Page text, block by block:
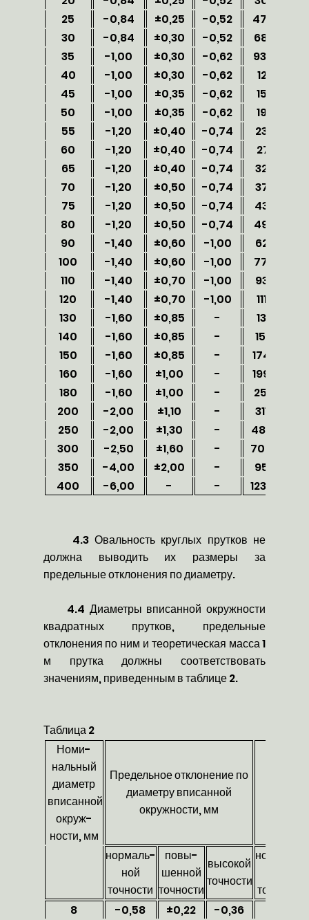
25
-0,84 ±0,25 -0,52 474,5
30
-0,84 ±0,30 -0,52 687,2
35
-1,00 ±0,30 -0,62 934,8
40
-1,00 ±0,30 -0,62 1225
45
-1,00 ±0,35 -0,62 1555
50
-1,00 ±0,35 -0,62 1924
55
-1,20 ±0,40 -0,74 2324
60
-1,20 ±0,40 -0,74 2771
65
-1,20 ±0,40 -0,74 3257
70
-1,20 ±0,50 -0,74 3783
75
-1,20 ±0,50 -0,74 4347
80
-1,20 ±0,50 -0,74 4949
90
-1,40 ±0,60 -1,00 6263
100
-1,40 ±0,60 -1,00 7744
110
-1,40 ±0,70 -1,00 9383
120
-1,40 ±0,70 -1,00 11178
130
-1,60 ±0,85 - 13110
140
-1,60 ±0,85 - 15218
150
-1,60 ±0,85 - 17484
160
-1,60 ±1,00 - 19906
180
-1,60 ±1,00 - 25221
200
-2,00 ±1,10 - 31103
250
-2,00 ±1,30 - 48696
300
-2,50 ±1,60 - 70098
350
-4,00 ±2,00 - 95115
400
-6,00 - - 123786
4.3 Овальность круглых прутков не
должна выводить их размеры за
предельные отклонения по диаметру.
4.4 Диаметры вписанной окружности
квадратных прутков, предельные
отклонения по ним и теоретическая масса 1
м прутка должны соответствовать
значениям, приведенным в таблице 2.
Таблица 2
Номи-
нальный
диаметр
вписанной
окруж-
ности, мм
Предельное отклонение по
диаметру вписанной
окружности, мм
нормаль-
ной
точности
повы-
шенной
точности
высокой
точности
нормаль-
точности
8
-0,58 ±0,22 -0,36